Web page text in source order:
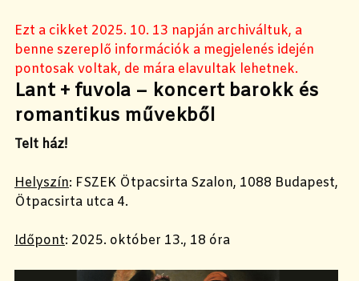
Ezt a cikket 2025. 10. 13 napján archiváltuk, a
benne szereplő információk a megjelenés idején
pontosak voltak, de mára elavultak lehetnek.
Lant + fuvola – koncert barokk és
romantikus művekből
Telt ház!
Helyszín: FSZEK Ötpacsirta Szalon, 1088 Budapest,
Ötpacsirta utca 4.
Időpont: 2025. október 13., 18 óra